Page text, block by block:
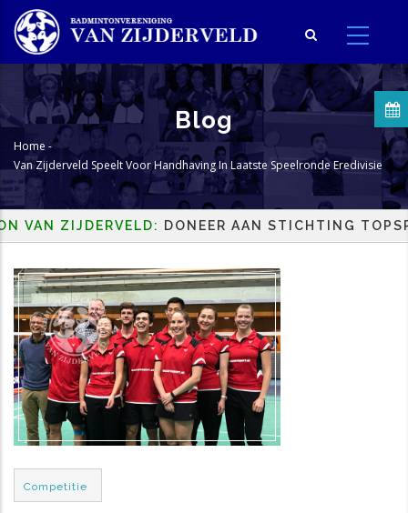
Overslaan
en
naar
inhoud
gaan
Blog
Kruimelpad
Home -
Van Zijderveld Speelt Voor Handhaving In Laatste Speelronde Eredivisie
ZIJDERVELD:DONEER AAN STICHTING
Post
Category
Competitie